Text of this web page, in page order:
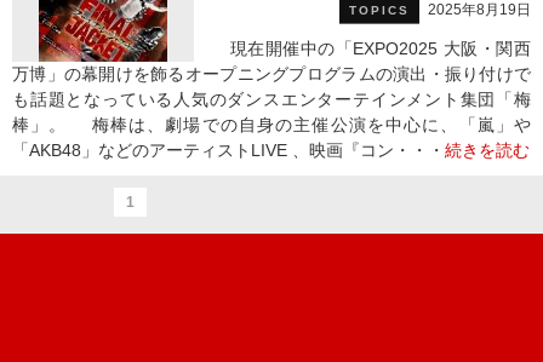
TOPICS 2025年8月19日
現在開催中の「EXPO2025 大阪・関西
万博」の幕開けを飾るオープニングプログラムの演出・振り付けで
も話題となっている人気のダンスエンターテインメント集団「梅
棒」。 梅棒は、劇場での自身の主催公演を中⼼に、「嵐」や
「AKB48」などのアーティストLIVE 、映画『コン・・・ 続きを読む
1